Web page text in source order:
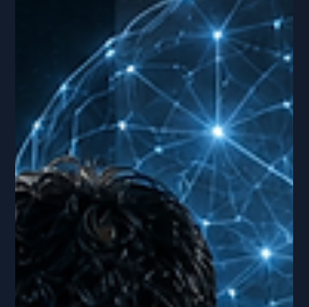
aveva provato migliaia di volte, codificato nella memoria
motoria, eseguibile senza pensiero consapevole. Ma
mettilo in campo dopo un infortunio importante o una
serie di critiche pubbliche, e lo stesso movimento a volte
vacillava. Non perché avesse perso l'abilità, ma perché la
preoccupazione per l'infortunio o l'ansia da prestazione
avevano attirato la sua attenzion